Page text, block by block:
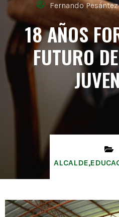
Fernando Pesántez
18 AÑOS
FUTURO
ALCALDE,